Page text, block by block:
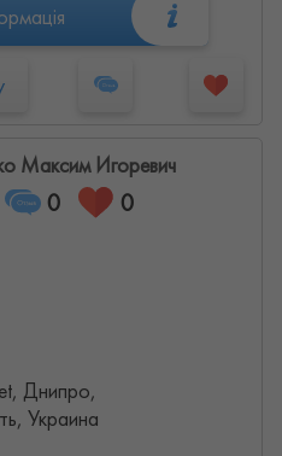
Максим Игоревич
0 0
Днипро,
Украина